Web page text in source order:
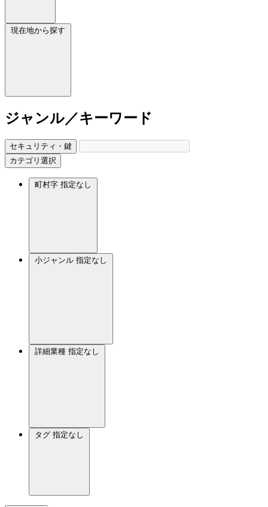
現在地から探す
ジャンル／キーワード
セキュリティ・鍵
カテゴリ選択
町村字 指定なし
小ジャンル 指定なし
詳細業種 指定なし
タグ 指定なし